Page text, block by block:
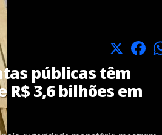
X Facebook
públicas têm
R$ 3,6 bilhões em